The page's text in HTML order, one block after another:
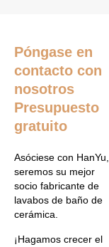
Póngase en
contacto con
nosotros
Presupuesto
gratuito
Asóciese con HanYu,
seremos su mejor
socio fabricante de
lavabos de baño de
cerámica.
¡Hagamos crecer el